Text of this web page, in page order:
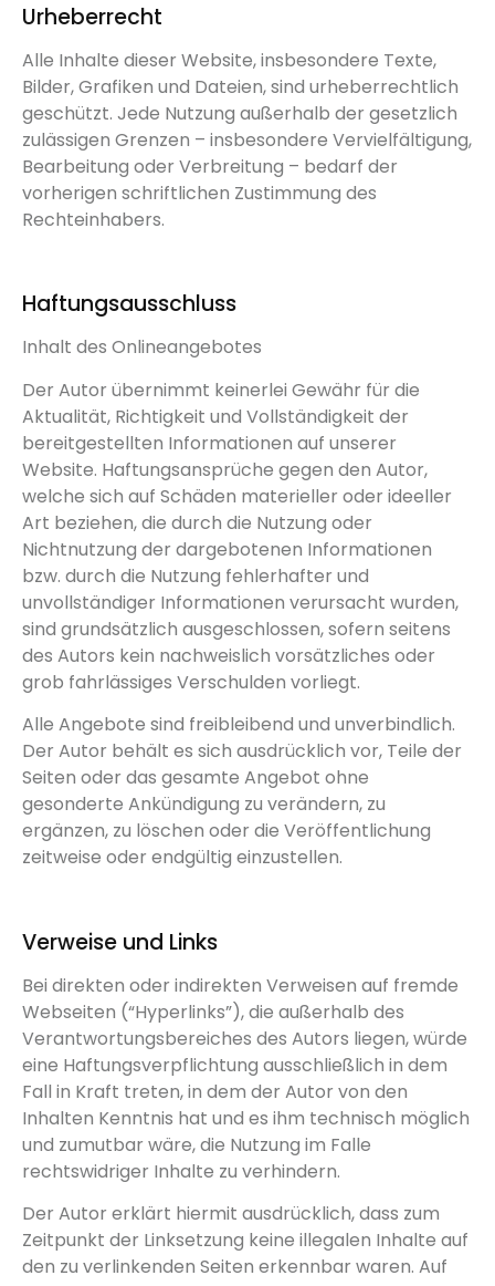
Urheberrecht
Alle Inhalte dieser Website, insbesondere Texte,
Bilder, Grafiken und Dateien, sind urheberrechtlich
geschützt. Jede Nutzung außerhalb der gesetzlich
zulässigen Grenzen – insbesondere Vervielfältigung,
Bearbeitung oder Verbreitung – bedarf der
vorherigen schriftlichen Zustimmung des
Rechteinhabers.
Haftungsausschluss
Inhalt des Onlineangebotes
Der Autor übernimmt keinerlei Gewähr für die
Aktualität, Richtigkeit und Vollständigkeit der
bereitgestellten Informationen auf unserer
Website. Haftungsansprüche gegen den Autor,
welche sich auf Schäden materieller oder ideeller
Art beziehen, die durch die Nutzung oder
Nichtnutzung der dargebotenen Informationen
bzw. durch die Nutzung fehlerhafter und
unvollständiger Informationen verursacht wurden,
sind grundsätzlich ausgeschlossen, sofern seitens
des Autors kein nachweislich vorsätzliches oder
grob fahrlässiges Verschulden vorliegt.
Alle Angebote sind freibleibend und unverbindlich.
Der Autor behält es sich ausdrücklich vor, Teile der
Seiten oder das gesamte Angebot ohne
gesonderte Ankündigung zu verändern, zu
ergänzen, zu löschen oder die Veröffentlichung
zeitweise oder endgültig einzustellen.
Verweise und Links
Bei direkten oder indirekten Verweisen auf fremde
Webseiten (“Hyperlinks”), die außerhalb des
Verantwortungsbereiches des Autors liegen, würde
eine Haftungsverpflichtung ausschließlich in dem
Fall in Kraft treten, in dem der Autor von den
Inhalten Kenntnis hat und es ihm technisch möglich
und zumutbar wäre, die Nutzung im Falle
rechtswidriger Inhalte zu verhindern.
Der Autor erklärt hiermit ausdrücklich, dass zum
Zeitpunkt der Linksetzung keine illegalen Inhalte auf
den zu verlinkenden Seiten erkennbar waren. Auf